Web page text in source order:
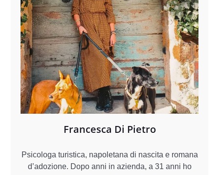
Francesca Di Pietro
Psicologa turistica, napoletana di nascita e romana
d’adozione. Dopo anni in azienda, a 31 anni ho